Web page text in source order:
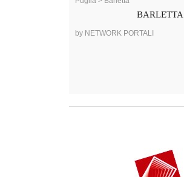
BARLETTA
by NETWORK PORTALI